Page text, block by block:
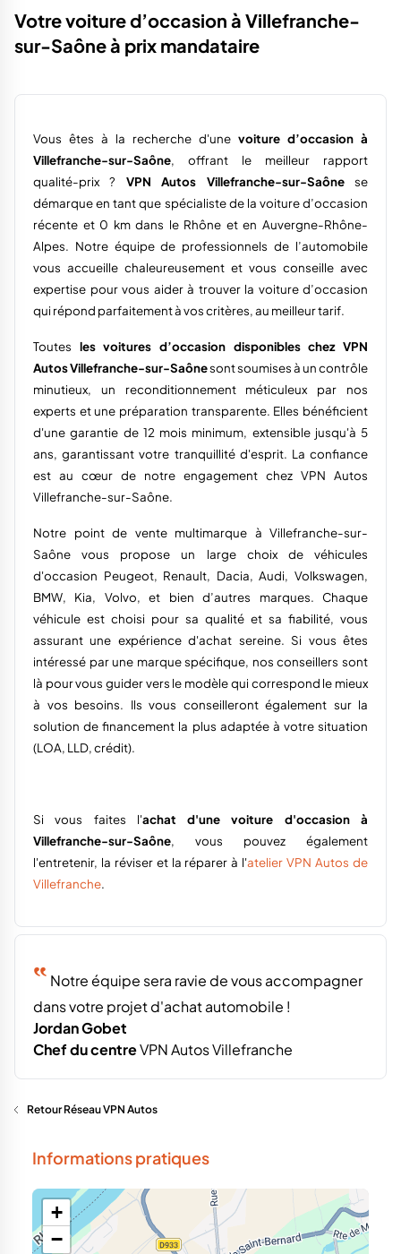
Votre voiture d’occasion à Villefranche-
sur-Saône à prix mandataire
Vous êtes à la recherche d'une voiture d’occasion à
Villefranche-sur-Saône, offrant le meilleur rapport
qualité-prix ? VPN Autos Villefranche-sur-Saônese
démarque en tant que spécialiste de la voiture d’occasion
récente et 0 km dans le Rhône et en Auvergne-Rhône-
Alpes. Notre équipe de professionnels de l’automobile
vous accueille chaleureusement et vous conseille avec
expertise pour vous aider à trouver la voiture d’occasion
qui répond parfaitement à vos critères, au meilleur tarif.
Toutes les voitures d’occasion disponibles chez VPN
Autos Villefranche-sur-Saônesont soumises à un contrôle
minutieux, un reconditionnement méticuleux par nos
experts et une préparation transparente. Elles bénéficient
d'une garantie de 12 mois minimum, extensible jusqu'à 5
ans, garantissant votre tranquillité d'esprit. La confiance
est au cœur de notre engagement chez VPN Autos
Villefranche-sur-Saône.
Notre point de vente multimarque à Villefranche-sur-
Saône vous propose un large choix de véhicules
d'occasion Peugeot, Renault, Dacia, Audi, Volkswagen,
BMW, Kia, Volvo, et bien d’autres marques. Chaque
véhicule est choisi pour sa qualité et sa fiabilité, vous
assurant une expérience d'achat sereine. Si vous êtes
intéressé par une marque spécifique, nos conseillers sont
là pour vous guider vers le modèle qui correspond le mieux
à vos besoins. Ils vous conseilleront également sur la
solution de financement la plus adaptée à votre situation
(LOA, LLD, crédit).
Si vous faites l'achat d'une
voiture d'occasion à
Villefranche-sur-Saône, vous pouvez également
l'entretenir, la réviser et la réparer à l'atelier VPN Autos de
Villefranche.
‟ Notre équipe sera ravie de vous accompagner
dans votre projet d'achat automobile !
Jordan Gobet
Chef du centreVPN Autos Villefranche
Retour Réseau VPN Autos
Informations pratiques
+
−